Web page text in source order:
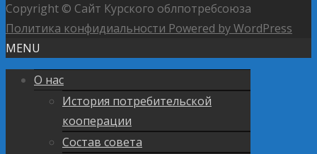
Copyright © Сайт Курского облпотребсоюза
Политика конфидиальности Powered by WordPress
MENU
О нас
История потребительской
кооперации
Состав совета